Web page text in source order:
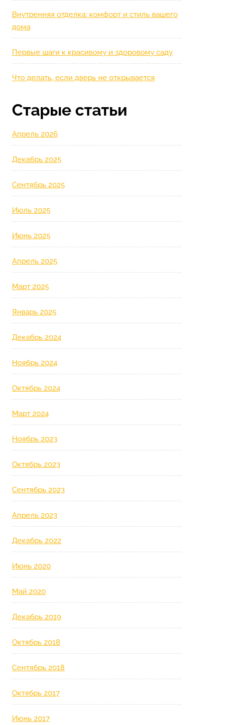
Внутренняя отделка: комфорт и стиль вашего
дома
Первые шаги к красивому и здоровому саду
Что делать, если дверь не открывается
Старые статьи
Апрель 2026
Декабрь 2025
Сентябрь 2025
Июль 2025
Июнь 2025
Апрель 2025
Март 2025
Январь 2025
Декабрь 2024
Ноябрь 2024
Октябрь 2024
Март 2024
Ноябрь 2023
Октябрь 2023
Сентябрь 2023
Апрель 2023
Декабрь 2022
Июнь 2020
Май 2020
Декабрь 2019
Октябрь 2018
Сентябрь 2018
Октябрь 2017
Июнь 2017